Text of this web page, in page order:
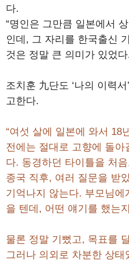
다.
“명인은 그만큼 일본에서
인데, 그 자리를 한국출신
것은 정말 큰 의미가 있었다
조치훈 九단도 ‘나의 이력
고한다.
“여섯 살에 일본에 와서 18
전에는 절대로 고향에 돌아
다. 동경하던 타이틀을 처
종국 직후, 여러 질문을 받
기억나지 않는다. 부모님
을 텐데, 어떤 얘기를 했는
물론 정말 기뻤고, 목표를
그러나 의외로 차분한 상